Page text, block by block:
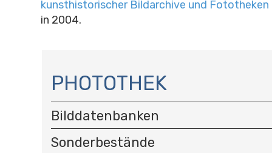
kunsthistorischer Bildarchive und Fototheken
in 2004.
A
V
I
G
A
T
PHOTOTHEK
Bilddatenbanken
Sonderbestände